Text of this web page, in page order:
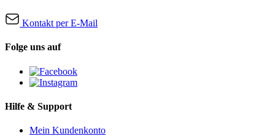
Kontakt per E-Mail
Folge uns auf
Hilfe & Support
Mein Kundenkonto